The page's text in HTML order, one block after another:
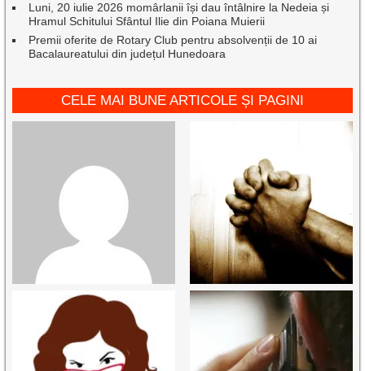
Luni, 20 iulie 2026 momârlanii își dau întâlnire la Nedeia și
Hramul Schitului Sfântul Ilie din Poiana Muierii
Premii oferite de Rotary Club pentru absolvenții de 10 ai
Bacalaureatului din județul Hunedoara
CELE MAI BUNE ARTICOLE ȘI PAGINI